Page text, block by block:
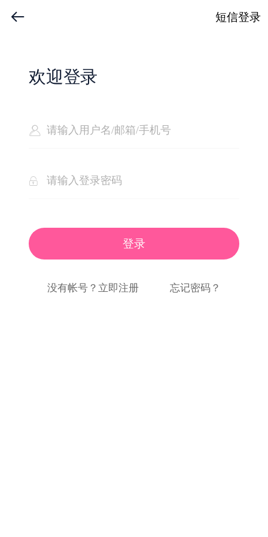
短信登录
欢迎登录
登录
没有帐号？立即注册 忘记密码？